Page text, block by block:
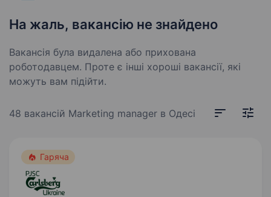
На жаль, вакансію не знайдено
Вакансія була видалена або прихована
роботодавцем. Проте є інші хороші вакансії, які
можуть вам підійти.
48 вакансій Marketing manager в Одесі
Гаряча